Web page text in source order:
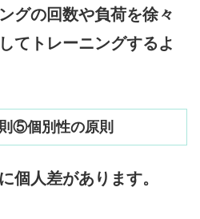
グの回数や負荷を徐々
てトレーニングするよ
⑤個別性の原則
個人差があります。